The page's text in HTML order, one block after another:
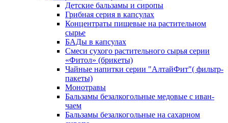
Детские бальзамы и сиропы
Грибная серия в капсулах
Концентраты пищевые на растительном
сырье
БАДы в капсулах
Смеси сухого растительного сырья серии
«Фитол» (брикеты)
Чайные напитки серии "АлтайФит"( фильтр-
пакеты)
Монотравы
Бальзамы безалкогольные медовые с иван-
чаем
Бальзамы безалкогольные на сахарном